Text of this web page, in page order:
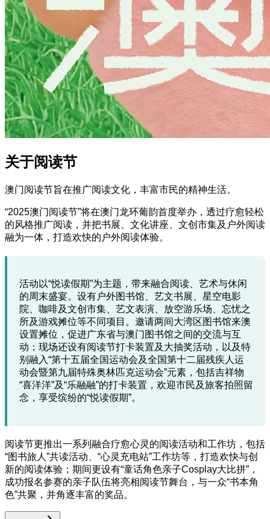
关于阅读节
澳门阅读节旨在推广阅读文化，丰富市民的精神生活。
“2025澳门阅读节”将在澳门龙环葡韵首度举办，透过疗愈轻松
的风格推广阅读，并把书展、文化讲座、文创市集及户外阅读
融为一体，打造欢快的户外阅读体验。
活动以“悦读假期”为主题，带来融合阅读、艺术与休闲
的周末盛宴。设有户外图书馆、艺文书展、星空电影
院、咖啡及文创市集、艺文表演、放空游乐场、忘忧之
所及游戏摊位等不同项目。邀请两间大湾区图书馆来澳
设置摊位，促进广东省与澳门图书馆之间的交流与互
动；现场还设有阅读节打卡装置及大抽奖活动，以及特
别融入“第十五届全国运动会及全国第十二届残疾人运
动会暨第九届特殊奥林匹克运动会”元素，包括吉祥物
“喜洋洋”及“乐融融”的打卡装置，欢迎市民及旅客拍照留
念，享受缤纷的“悦读假期”。
阅读节更推出一系列融合疗愈心灵的阅读活动和工作坊，包括
“图书旅人”共读活动、“心灵充电站”工作坊等，打造欢快与创
新的阅读体验；期间更设有“童话角色亲子Cosplay大比拼”，
成功报名参赛的亲子队伍将亮相阅读节舞台，与一众“书本角
色”共聚，并角逐丰富的奖品。